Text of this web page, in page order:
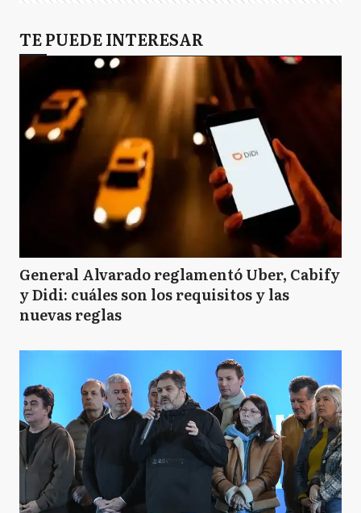
TE PUEDE INTERESAR
General Alvarado reglamentó Uber, Cabify
y Didi: cuáles son los requisitos y las
nuevas reglas